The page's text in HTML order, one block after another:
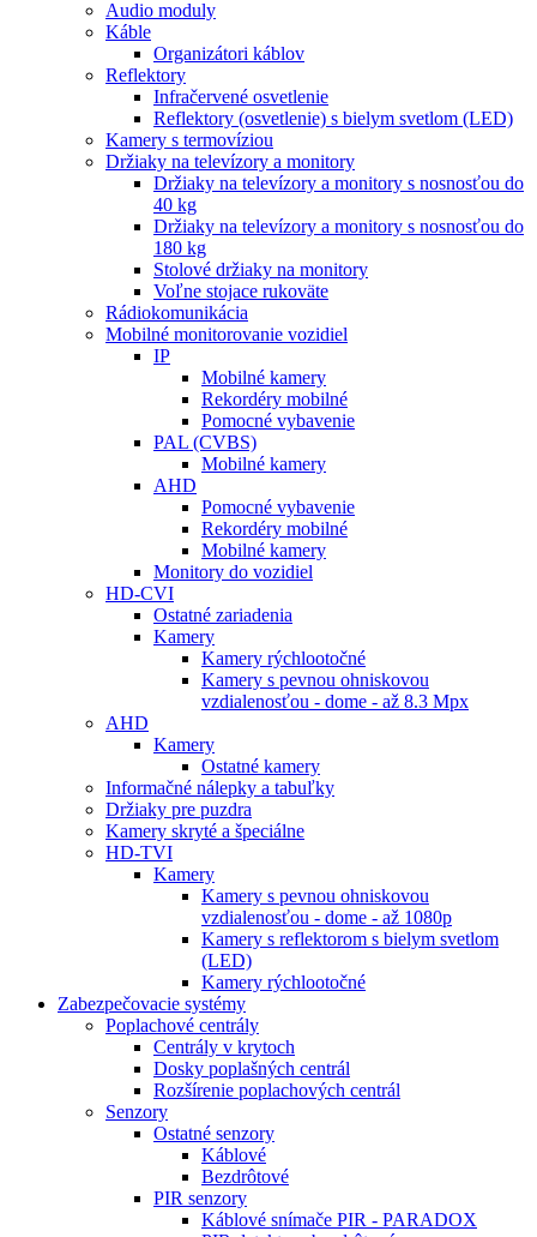
Audio moduly
Káble
Organizátori káblov
Reflektory
Infračervené osvetlenie
Reflektory (osvetlenie) s bielym svetlom (LED)
Kamery s termovíziou
Držiaky na televízory a monitory
Držiaky na televízory a monitory s nosnosťou do
40 kg
Držiaky na televízory a monitory s nosnosťou do
180 kg
Stolové držiaky na monitory
Voľne stojace rukoväte
Rádiokomunikácia
Mobilné monitorovanie vozidiel
IP
Mobilné kamery
Rekordéry mobilné
Pomocné vybavenie
PAL (CVBS)
Mobilné kamery
AHD
Pomocné vybavenie
Rekordéry mobilné
Mobilné kamery
Monitory do vozidiel
HD-CVI
Ostatné zariadenia
Kamery
Kamery rýchlootočné
Kamery s pevnou ohniskovou
vzdialenosťou - dome - až 8.3 Mpx
AHD
Kamery
Ostatné kamery
Informačné nálepky a tabuľky
Držiaky pre puzdra
Kamery skryté a špeciálne
HD-TVI
Kamery
Kamery s pevnou ohniskovou
vzdialenosťou - dome - až 1080p
Kamery s reflektorom s bielym svetlom
(LED)
Kamery rýchlootočné
Zabezpečovacie systémy
Poplachové centrály
Centrály v krytoch
Dosky poplašných centrál
Rozšírenie poplachových centrál
Senzory
Ostatné senzory
Káblové
Bezdrôtové
PIR senzory
Káblové snímače PIR - PARADOX